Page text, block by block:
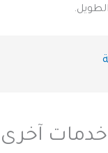
خدمات آخرى